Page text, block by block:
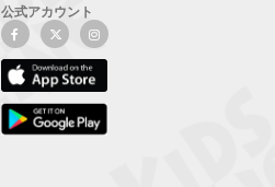
公式アカウント